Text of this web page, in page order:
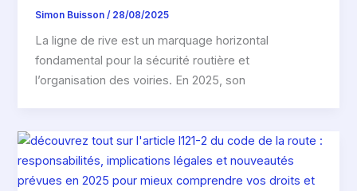
Simon Buisson/ 28/08/2025
La ligne de rive est un marquage horizontal
fondamental pour la sécurité routière et
l’organisation des voiries. En 2025, son